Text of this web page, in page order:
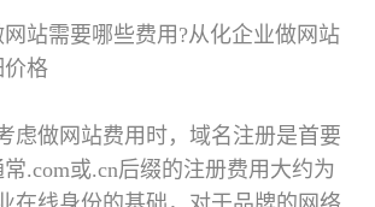
站需要哪些费用?从化企业做网站
价格
虑做网站费用时，域名注册是首要
.com或.cn后缀的注册费用大约为